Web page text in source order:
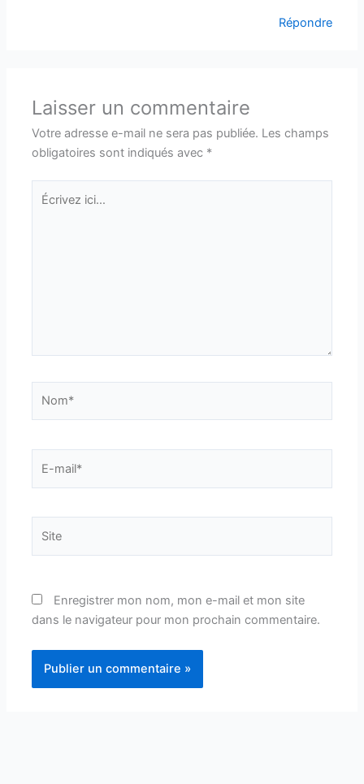
Répondre
Laisser un commentaire
Votre adresse e-mail ne sera pas publiée. Les champs
obligatoires sont indiqués avec *
Écrivez
ici…
mail*
Enregistrer mon nom, mon e-mail et mon site
dans le navigateur pour mon prochain commentaire.